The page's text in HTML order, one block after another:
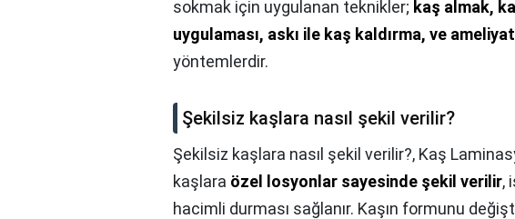
sokmak için uygulanan teknikler; kaş almak,
uygulaması, askı ile kaş kaldırma, ve
yöntemlerdir.
Şekilsiz kaşlara nasıl şekil verilir?
Şekilsiz kaşlara nasıl şekil verilir?, Kaş
kaşlara özel losyonlar sayesinde şekil verilir,
hacimli durması sağlanır. Kaşın formunu